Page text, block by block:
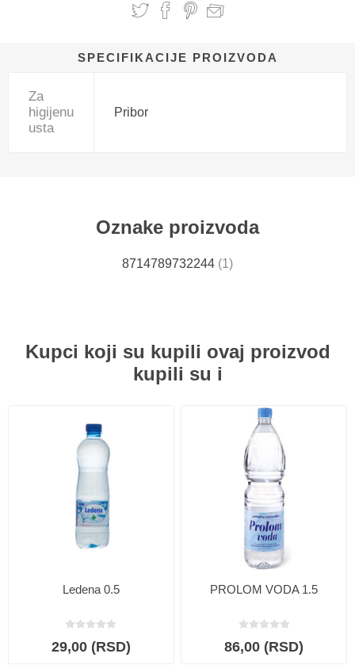
SPECIFIKACIJE PROIZVODA
Za
higijenu
usta
Pribor
Oznake proizvoda
8714789732244 (1)
Kupci koji su kupili ovaj proizvod
kupili su i
Ledena 0.5
29,00 (RSD)
PROLOM VODA 1.5
86,00 (RSD)